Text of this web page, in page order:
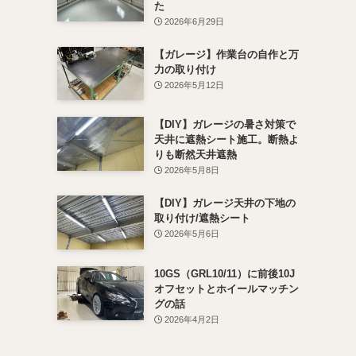
た
2026年6月29日
【ガレージ】作業台の自作と万
力の取り付け
2026年5月12日
【DIY】ガレージの暑さ対策で
天井に遮熱シート施工。断熱よ
りも断然天井遮熱
2026年5月8日
【DIY】ガレージ天井の下地の
取り付け/遮熱シート
2026年5月6日
10GS（GRL10/11）に前後10J
オフセットとホイールマッチン
グの話
2026年4月2日